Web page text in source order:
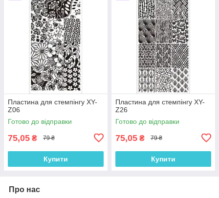
Пластина для стемпінгу XY-
Z06
Готово до відправки
75,05 ₴ 79 ₴
Купити
Пластина для стемпінгу XY-
Z26
Готово до відправки
75,05 ₴ 79 ₴
Купити
Про нас